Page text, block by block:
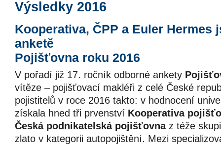
Výsledky 2016
Kooperativa, ČPP a Euler Hermes
anketě
Pojišťovna roku 2016
V pořadí již 17. ročník odborné ankety
vítěze – pojišťovací makléři z celé České
pojistitelů v roce 2016 takto: v hodnocení
získala hned tři prvenství Kooperativa
Česká podnikatelská pojišťovnaz téže
zlato v kategorii autopojištění. Mezi